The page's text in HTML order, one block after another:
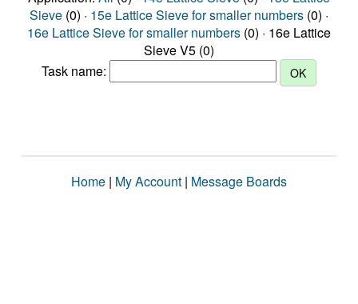
Sieve (0) · 15e Lattice Sieve for smaller numbers (0) ·
16e Lattice Sieve for smaller numbers (0) · 16e Lattice
Sieve V5 (0)
Task name:
Home | My Account | Message Boards